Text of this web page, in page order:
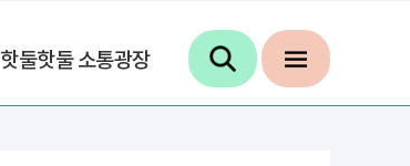
핫둘핫둘 소통광장